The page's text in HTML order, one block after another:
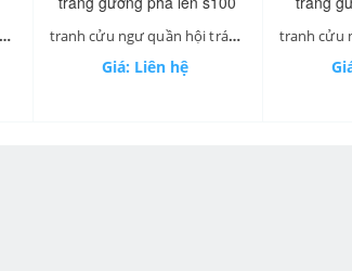
tranh cửu ngư quần hội tráng gương pha lên s100
Giá: Liên hệ Giá:
prev